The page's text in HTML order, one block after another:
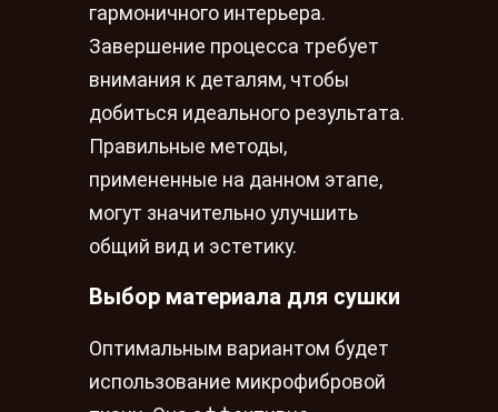
гармоничного интерьера.
Завершение процесса требует
внимания к деталям, чтобы
добиться идеального результата.
Правильные методы,
примененные на данном этапе,
могут значительно улучшить
общий вид и эстетику.
Выбор материала для сушки
Оптимальным вариантом будет
использование микрофибровой